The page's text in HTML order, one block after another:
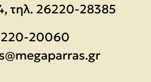
τηλ. 26220-28385
20060